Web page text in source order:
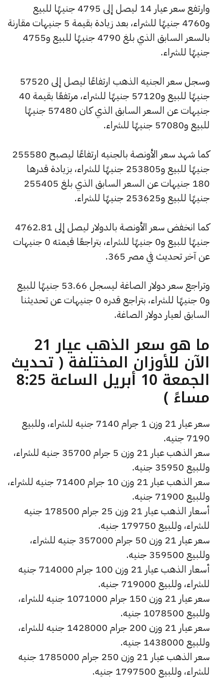
وارتفع سعر عيار 14 ليصل إلى 4795 جنيهًا للبيع
و4760 جنيهًا للشراء، بعد زيادة بقيمة 5 جنيهات مقارنة
بالسعر السابق الذي بلغ 4790 جنيهًا للبيع و4755
جنيهًا للشراء.
وسجل سعر الجنيه الذهب ارتفاعًا ليصل إلى 57520
جنيهًا للبيع و57120 جنيهًا للشراء، مرتفعًا بقيمة 40
جنيهات عن السعر السابق الذي كان 57480 جنيهًا
للبيع و57080 جنيهًا للشراء.
كما شهد سعر الأونصة بالجنيه ارتفاعًا ليصبح 255580
جنيهًا للبيع و253805 جنيهًا للشراء، بزيادة قدرها
180 جنيهات عن السعر السابق الذي بلغ 255405
جنيهًا للبيع و253625 جنيهًا للشراء.
كما انخفض سعر الأونصة بالدولار ليصل إلى 4762.81
جنيهًا للبيع و0 جنيهًا للشراء، بتراجعًا قيمته 0 جنيهات
عن آخر تحديث في مصر 365.
وتراجع سعر دولار الصاغة ليسجل 53.66 جنيهًا للبيع
و0 جنيهًا للشراء، بتراجع قدره 0 جنيهات عن تحديثنا
السابق لعيار دولار الصاغة.
ما هو سعر الذهب عيار 21
الآن للأوزان المختلفة ( تحديث
الجمعة 10 أبريل الساعة 8:25
مساءً )
سعر عيار 21 وزن 1 جرام 7140 جنيه للشراء، وللبيع
7190 جنيه.
سعر الذهب عيار 21 وزن 5 جرام 35700 جنيه للشراء،
وللبيع 35950 جنيه.
سعر الذهب عيار 21 وزن 10 جرام 71400 جنيه للشراء،
وللبيع 71900 جنيه.
أسعار الذهب عيار 21 وزن 25 جرام 178500 جنيه
للشراء، وللبيع 179750 جنيه.
سعر عيار 21 وزن 50 جرام 357000 جنيه للشراء،
وللبيع 359500 جنيه.
أسعار الذهب عيار 21 وزن 100 جرام 714000 جنيه
للشراء، وللبيع 719000 جنيه.
سعر عيار 21 وزن 150 جرام 1071000 جنيه للشراء،
وللبيع 1078500 جنيه.
سعر عيار 21 وزن 200 جرام 1428000 جنيه للشراء،
وللبيع 1438000 جنيه.
سعر الذهب عيار 21 وزن 250 جرام 1785000 جنيه
للشراء، وللبيع 1797500 جنيه.